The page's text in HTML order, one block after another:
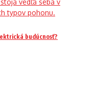
budúcnosť?